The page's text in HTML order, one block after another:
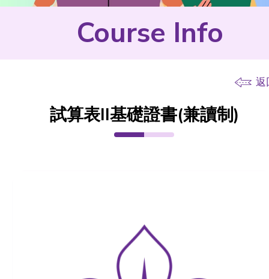
Course Info
返
試算表II基礎證書(兼讀制)